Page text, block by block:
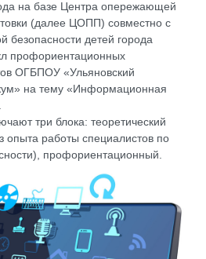
на базе Центра опережающей
(далее ЦОПП) совместно с
детей города
профориентационных
ОГБПОУ «Ульяновский
на тему «Информационная
три блока: теоретический
опыта работы специалистов по
профориентационный.